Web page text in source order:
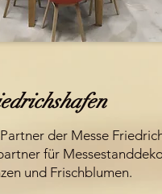
der Messe
für
und Frischblumen.